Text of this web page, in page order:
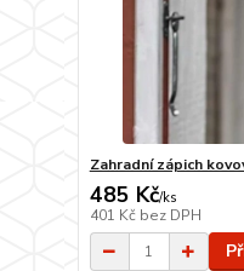
Zahradní zápich
485 Kč/ks
401 Kč bez DPH